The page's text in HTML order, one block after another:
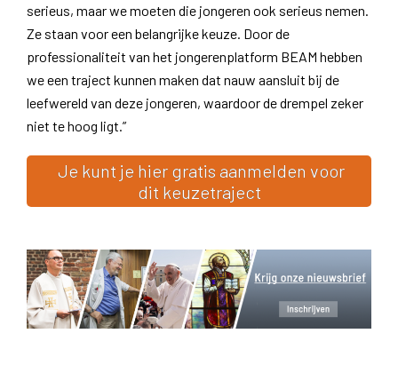
serieus, maar we moeten die jongeren ook serieus nemen.
Ze staan voor een belangrijke keuze. Door de
professionaliteit van het jongerenplatform BEAM hebben
we een traject kunnen maken dat nauw aansluit bij de
leefwereld van deze jongeren, waardoor de drempel zeker
niet te hoog ligt.”
Je kunt je hier gratis aanmelden voor
dit keuzetraject